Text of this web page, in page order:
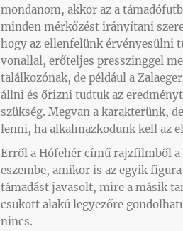
mondanom, akkor az a
minden mérkőzést irányítani
hogy az ellenfelünk érvényesülni
vonallal, erőteljes presszinggel
találkozónak, de például a
állni és őrizni tudtuk az
szükség. Megvan a karakterünk,
lenni, ha alkalmazkodunk kell az
Erről a Hófehér című rajzfilmből
eszembe, amikor is az egyik
támadást javasolt, mire a másik
csukott alakú legyezőre
nincs.